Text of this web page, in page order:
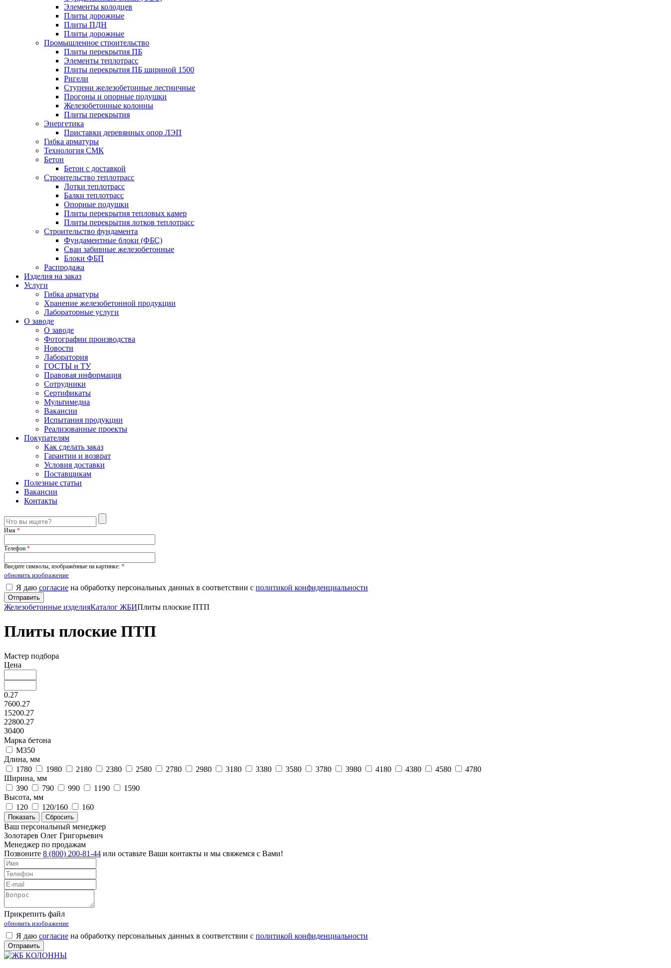
Элементы колодцев
Плиты дорожные
Плиты ПДН
Плиты дорожные
Промышленное строительство
Плиты перекрытия ПБ
Элементы теплотрасс
Плиты перекрытия ПБ шириной 1500
Ригели
Ступени железобетонные лестничные
Прогоны и опорные подушки
Железобетонные колонны
Плиты перекрытия
Энергетика
Приставки деревянных опор ЛЭП
Гибка арматуры
Технология СМК
Бетон
Бетон с доставкой
Строительство теплотрасс
Лотки теплотрасс
Балки теплотрасс
Опорные подушки
Плиты перекрытия тепловых камер
Плиты перекрытия лотков теплотрасс
Строительство фундамента
Фундаментные блоки (ФБС)
Сваи забивные железобетонные
Блоки ФБП
Распродажа
Изделия на заказ
Услуги
Гибка арматуры
Хранение железобетонной продукции
Лабораторные услуги
О заводе
О заводе
Фотографии производства
Новости
Лаборатория
ГОСТЫ и ТУ
Правовая информация
Сотрудники
Сертификаты
Мультимедиа
Вакансии
Испытания продукции
Реализованные проекты
Покупателям
Как сделать заказ
Гарантии и возврат
Условия доставки
Поставщикам
Полезные статьи
Вакансии
Контакты
Имя *
Телефон *
Введите символы, изображённые на картинке: *
обновить изображение
Я даю согласие на обработку персональных данных в соответствии с политикой конфиденциальности
Железобетонные изделияКаталог ЖБИПлиты плоские ПТП
Плиты плоские ПТП
Мастер подбора
Цена
0.27
7600.27
15200.27
22800.27
30400
Марка бетона
М350
Длина, мм
1780
1980 2180 2380 2580 2780 2980 3180 3380 3580 3780 3980 4180 4380 4580
4780
Ширина, мм
390
790 990 1190
1590
Высота, мм
120
120/160 160
Ваш персональный менеджер
Золотарев Олег Григорьевич
Менеджер по продажам
Позвоните 8 (800) 200-81-44 или оставьте Ваши контакты и мы свяжемся с Вами!
Прикрепить файл
обновить изображение
Я даю согласие на обработку персональных данных в соответствии с политикой конфиденциальности